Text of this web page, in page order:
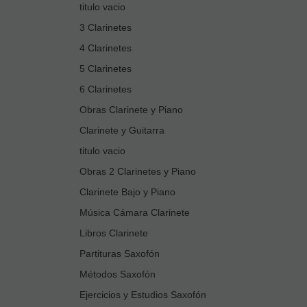
titulo vacio
3 Clarinetes
4 Clarinetes
5 Clarinetes
6 Clarinetes
Obras Clarinete y Piano
Clarinete y Guitarra
titulo vacio
Obras 2 Clarinetes y Piano
Clarinete Bajo y Piano
Música Cámara Clarinete
Libros Clarinete
Partituras Saxofón
Métodos Saxofón
Ejercicios y Estudios Saxofón